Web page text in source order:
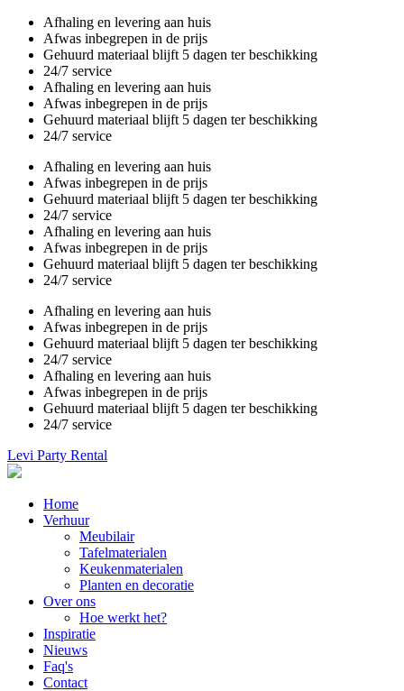
Overslaan
naar
inhoud
gaan
Afhaling en levering aan huis
Afwas inbegrepen in de prijs
Gehuurd materiaal blijft 5 dagen ter beschikking
24/7 service
Afhaling en levering aan huis
Afwas inbegrepen in de prijs
Gehuurd materiaal blijft 5 dagen ter beschikking
24/7 service
Afhaling en levering aan huis
Afwas inbegrepen in de prijs
Gehuurd materiaal blijft 5 dagen ter beschikking
24/7 service
Afhaling en levering aan huis
Afwas inbegrepen in de prijs
Gehuurd materiaal blijft 5 dagen ter beschikking
24/7 service
Afhaling en levering aan huis
Afwas inbegrepen in de prijs
Gehuurd materiaal blijft 5 dagen ter beschikking
24/7 service
Afhaling en levering aan huis
Afwas inbegrepen in de prijs
Gehuurd materiaal blijft 5 dagen ter beschikking
24/7 service
Levi Party Rental
Main
navigation
Home
Verhuur
Meubilair
Tafelmaterialen
Keukenmaterialen
Planten en decoratie
Over ons
Hoe werkt het?
Inspiratie
Nieuws
Faq's
Contact